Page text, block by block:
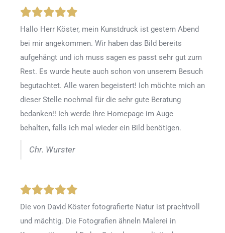
Hallo Herr Köster, mein Kunstdruck ist gestern Abend
bei mir angekommen. Wir haben das Bild bereits
aufgehängt und ich muss sagen es passt sehr gut zum
Rest. Es wurde heute auch schon von unserem Besuch
begutachtet. Alle waren begeistert! Ich möchte mich an
dieser Stelle nochmal für die sehr gute Beratung
bedanken!! Ich werde Ihre Homepage im Auge
behalten, falls ich mal wieder ein Bild benötigen.
Chr. Wurster
Die von David Köster fotografierte Natur ist prachtvoll
und mächtig. Die Fotografien ähneln Malerei in